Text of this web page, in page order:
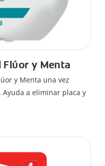
y Menta
y Menta una vez
a eliminar placa y